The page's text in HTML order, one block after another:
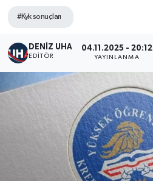
#Kyk sonuçları
DENİZ UHA
EDITÖR
04.11.2025 - 20:12
YAYINLANMA
Yaşam
Son Dakika Haberleri
Haber Arşivi